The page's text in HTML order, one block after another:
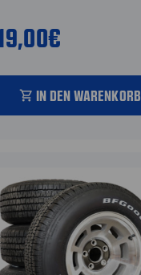
shopping_cart IN DEN WARENKORB